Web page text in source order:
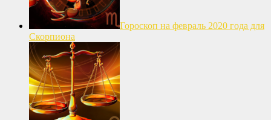
Гороскоп на февраль 2020 года для
Скорпиона